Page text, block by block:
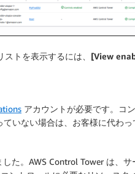
トを表示するには、 [View
アカウントが必要です。コ
いない場合は、お客様に代わ
た。AWS Control Tower は、